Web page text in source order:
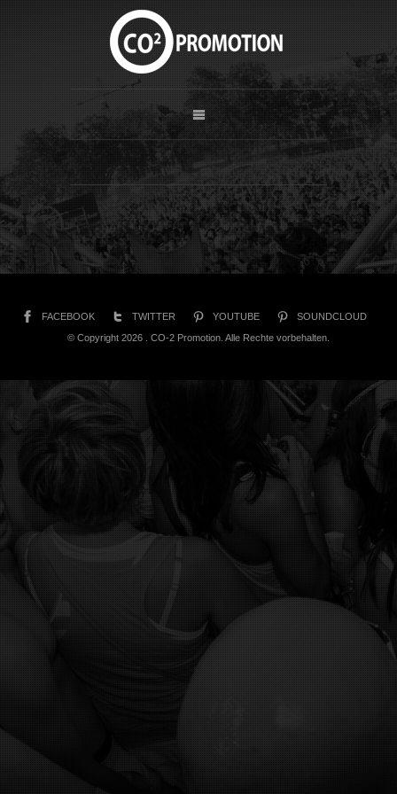
FACEBOOK TWITTER YOUTUBE
SOUNDCLOUD
© Copyright 2026 . CO-2 Promotion. Alle Rechte vorbehalten.